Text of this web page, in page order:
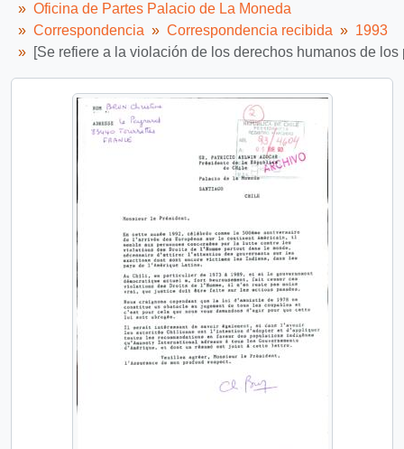
Oficina de Partes Palacio de La Moneda
Correspondencia
Correspondencia recibida
1993
[Se refiere a la violación de los derechos humanos de